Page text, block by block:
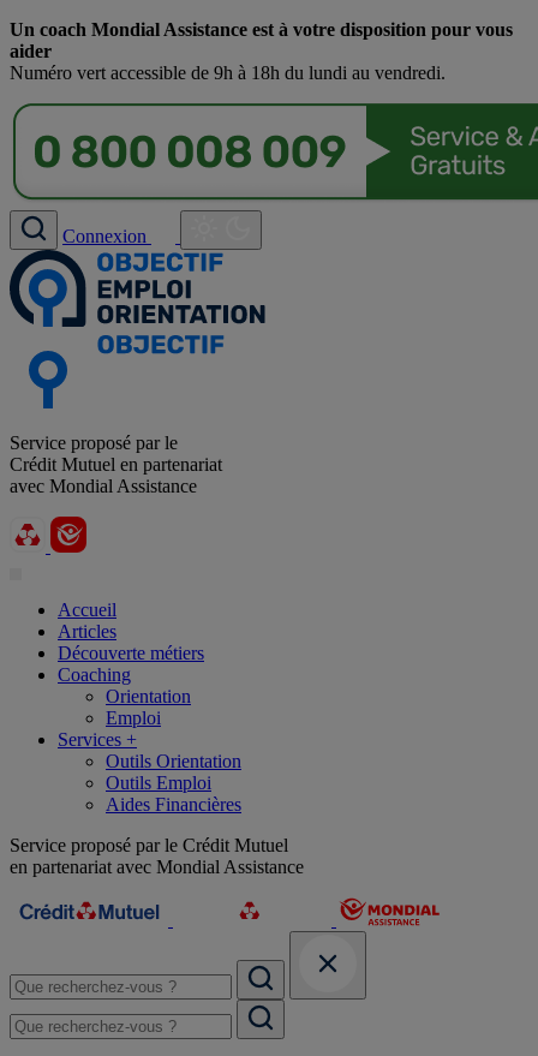
Un coach Mondial Assistance est à votre disposition pour vous
aider
Numéro vert accessible de 9h à 18h du lundi au vendredi.
Connexion
Service proposé par le
Crédit Mutuel en partenariat
avec Mondial Assistance
Accueil
Articles
Découverte métiers
Coaching
Orientation
Emploi
Services +
Outils Orientation
Outils Emploi
Aides Financières
Service proposé par le Crédit Mutuel
en partenariat avec Mondial Assistance